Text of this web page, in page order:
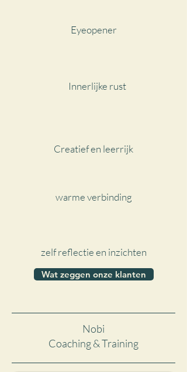
Eyeopener
Innerlijke rust
Creatief en leerrijk
warme verbinding
zelf reflectie en inzichten
Wat zeggen onze klanten
Nobi
Coaching & Training